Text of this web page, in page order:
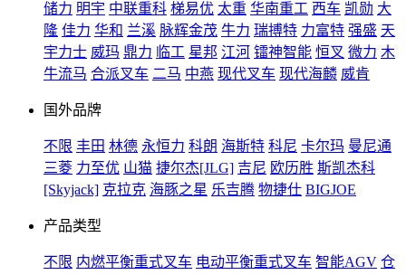
储力 明宇 中联重科 梯易优 太重 华南重工 西车 凯勋 大
隆 佳力 华和 兰溪 脉辉金茂 牛力 瑞搏特 力富特 强盛 天
宇力士 威玛 鼎力 临工 星邦 江河 镭神智能 恒叉 微力 木
牛流马 合派叉车 二马 中燕 现代叉车 现代海麟 威肯
国外品牌
不限 丰田 林德 永恒力 科朗 海斯特 科尼 卡尔玛 曼尼通
三菱 力至优 山猫 捷尔杰[JLG] 吉尼 欧历胜 斯凯杰科
[Skyjack] 克拉克 海豚之星 乐吉腾 物捷仕 BIGJOE
产品类型
不限 内燃平衡重式叉车 电动平衡重式叉车 智能AGV 仓